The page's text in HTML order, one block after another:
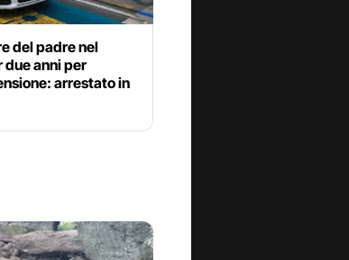
del padre nel
anni per
arrestato in